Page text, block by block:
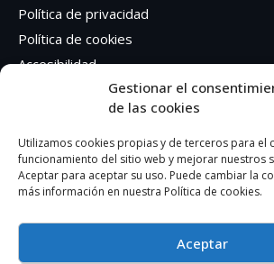
Gestionar el
de las cookies
Utilizamos cookies propias y de terceros para el
funcionamiento del sitio web y mejorar nuestros
Aceptar para aceptar su uso. Puede cambiar la
más información en nuestra Política de cookies.
Aceptar
Política de privacidad
Política de cookies
Accesibilidad
Síguenos en Redes sociales
Facebook
Instagram